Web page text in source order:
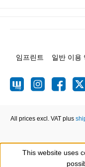
임프린트 일반 이용
All prices excl. VAT plus
Show toolbar
This website uses